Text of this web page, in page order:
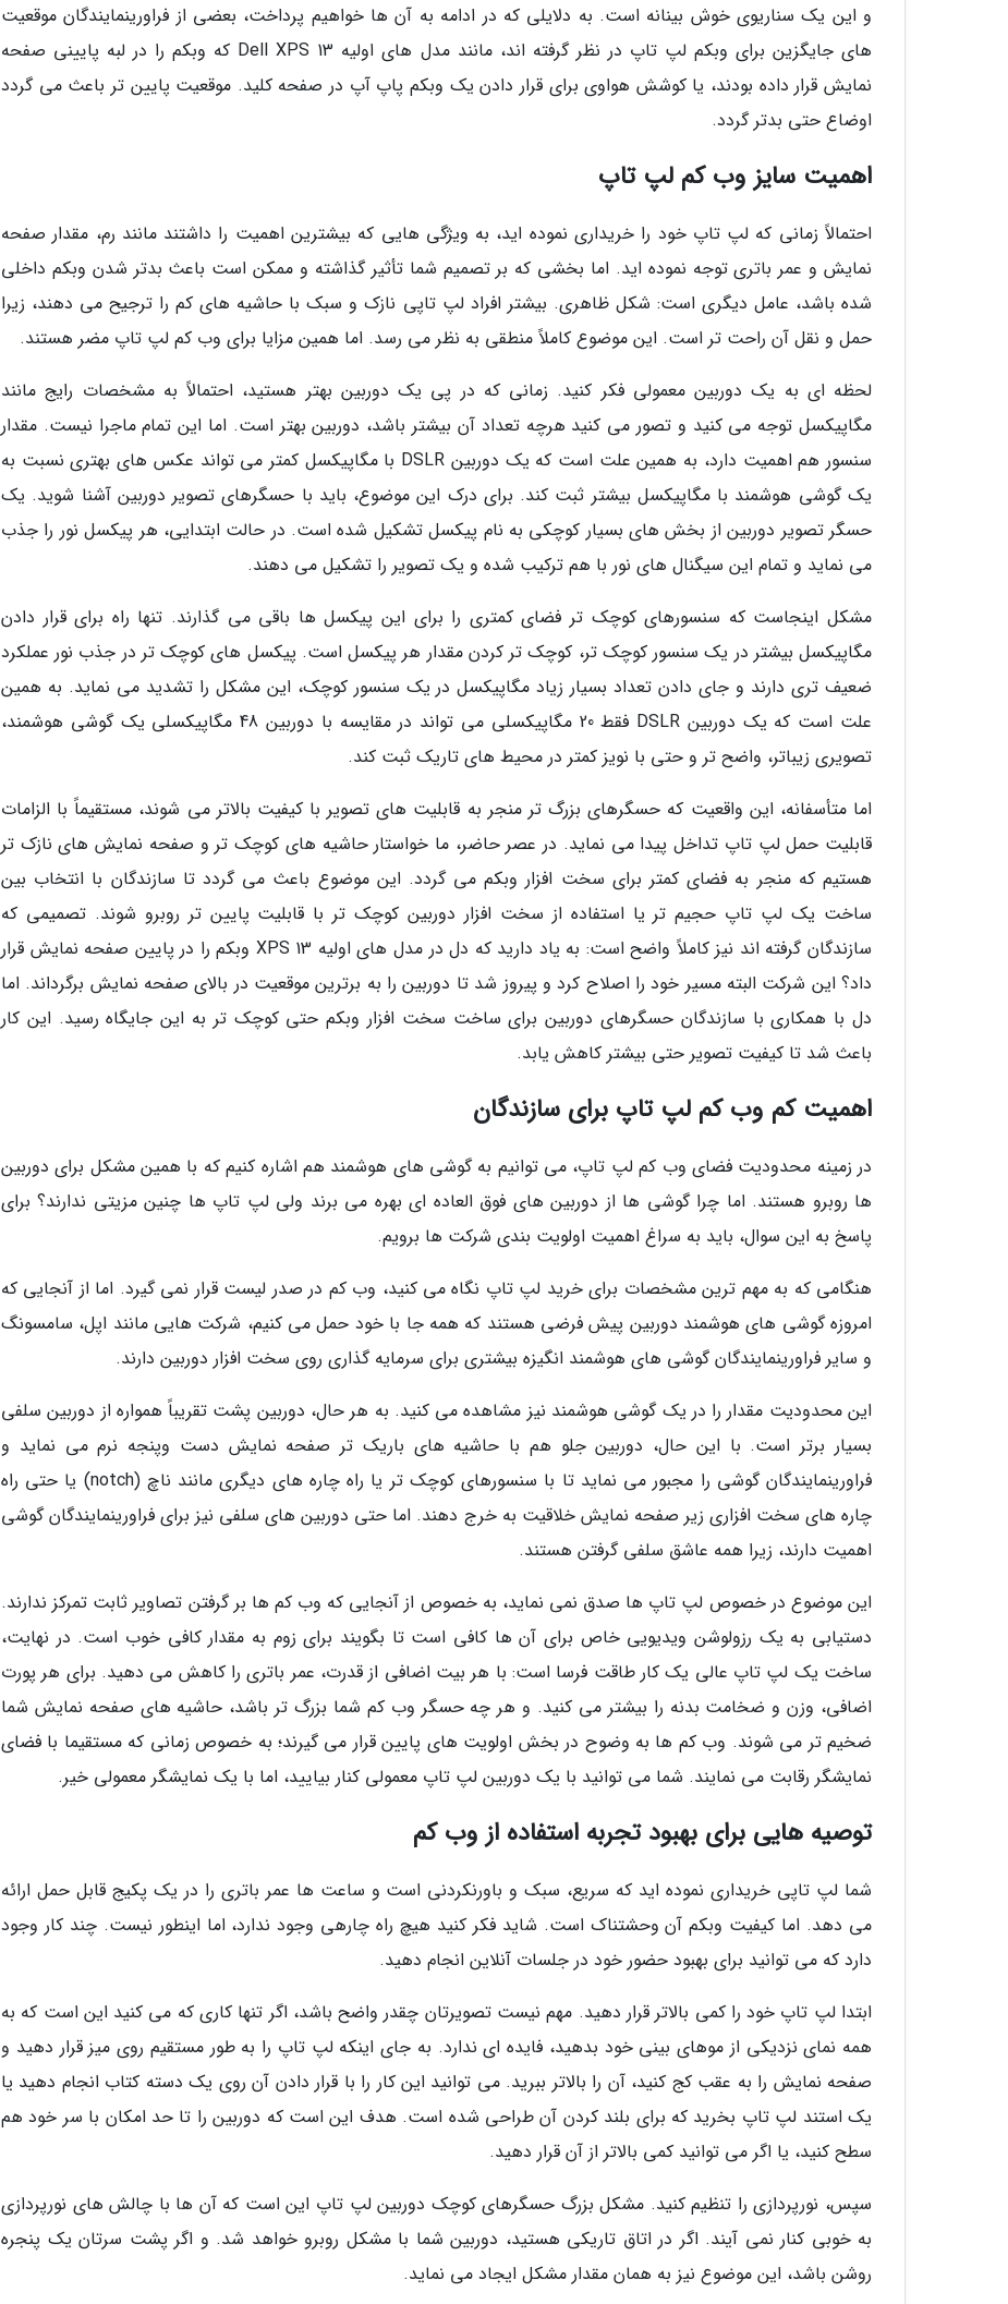
و این یک سناریوی خوش بینانه است. به دلایلی که در ادامه به آن ها خواهیم پرداخت، بعضی از فراورینمایندگان موقعیت
های جایگزین برای وبکم لپ تاپ در نظر گرفته اند، مانند مدل های اولیه Dell XPS 13 که وبکم را در لبه پایینی صفحه
نمایش قرار داده بودند، یا کوشش هواوی برای قرار دادن یک وبکم پاپ آپ در صفحه کلید. موقعیت پایین تر باعث می گردد
اوضاع حتی بدتر گردد.
اهمیت سایز وب کم لپ تاپ
احتمالاً زمانی که لپ تاپ خود را خریداری نموده اید، به ویژگی هایی که بیشترین اهمیت را داشتند مانند رم، مقدار صفحه
نمایش و عمر باتری توجه نموده اید. اما بخشی که بر تصمیم شما تأثیر گذاشته و ممکن است باعث بدتر شدن وبکم داخلی
شده باشد، عامل دیگری است: شکل ظاهری. بیشتر افراد لپ تاپی نازک و سبک با حاشیه های کم را ترجیح می دهند، زیرا
حمل و نقل آن راحت تر است. این موضوع کاملاً منطقی به نظر می رسد. اما همین مزایا برای وب کم لپ تاپ مضر هستند.
لحظه ای به یک دوربین معمولی فکر کنید. زمانی که در پی یک دوربین بهتر هستید، احتمالاً به مشخصات رایج مانند
مگاپیکسل توجه می کنید و تصور می کنید هرچه تعداد آن بیشتر باشد، دوربین بهتر است. اما این تمام ماجرا نیست. مقدار
سنسور هم اهمیت دارد، به همین علت است که یک دوربین DSLR با مگاپیکسل کمتر می تواند عکس های بهتری نسبت به
یک گوشی هوشمند با مگاپیکسل بیشتر ثبت کند. برای درک این موضوع، باید با حسگرهای تصویر دوربین آشنا شوید. یک
حسگر تصویر دوربین از بخش های بسیار کوچکی به نام پیکسل تشکیل شده است. در حالت ابتدایی، هر پیکسل نور را جذب
می نماید و تمام این سیگنال های نور با هم ترکیب شده و یک تصویر را تشکیل می دهند.
مشکل اینجاست که سنسورهای کوچک تر فضای کمتری را برای این پیکسل ها باقی می گذارند. تنها راه برای قرار دادن
مگاپیکسل بیشتر در یک سنسور کوچک تر، کوچک تر کردن مقدار هر پیکسل است. پیکسل های کوچک تر در جذب نور عملکرد
ضعیف تری دارند و جای دادن تعداد بسیار زیاد مگاپیکسل در یک سنسور کوچک، این مشکل را تشدید می نماید. به همین
علت است که یک دوربین DSLR فقط 20 مگاپیکسلی می تواند در مقایسه با دوربین 48 مگاپیکسلی یک گوشی هوشمند،
تصویری زیباتر، واضح تر و حتی با نویز کمتر در محیط های تاریک ثبت کند.
اما متأسفانه، این واقعیت که حسگرهای بزرگ تر منجر به قابلیت های تصویر با کیفیت بالاتر می شوند، مستقیماً با الزامات
قابلیت حمل لپ تاپ تداخل پیدا می نماید. در عصر حاضر، ما خواستار حاشیه های کوچک تر و صفحه نمایش های نازک تر
هستیم که منجر به فضای کمتر برای سخت افزار وبکم می گردد. این موضوع باعث می گردد تا سازندگان با انتخاب بین
ساخت یک لپ تاپ حجیم تر یا استفاده از سخت افزار دوربین کوچک تر با قابلیت پایین تر روبرو شوند. تصمیمی که
سازندگان گرفته اند نیز کاملاً واضح است: به یاد دارید که دل در مدل های اولیه XPS 13 وبکم را در پایین صفحه نمایش قرار
داد؟ این شرکت البته مسیر خود را اصلاح کرد و پیروز شد تا دوربین را به برترین موقعیت در بالای صفحه نمایش برگرداند. اما
دل با همکاری با سازندگان حسگرهای دوربین برای ساخت سخت افزار وبکم حتی کوچک تر به این جایگاه رسید. این کار
باعث شد تا کیفیت تصویر حتی بیشتر کاهش یابد.
اهمیت کم وب کم لپ تاپ برای سازندگان
در زمینه محدودیت فضای وب کم لپ تاپ، می توانیم به گوشی های هوشمند هم اشاره کنیم که با همین مشکل برای دوربین
ها روبرو هستند. اما چرا گوشی ها از دوربین های فوق العاده ای بهره می برند ولی لپ تاپ ها چنین مزیتی ندارند؟ برای
پاسخ به این سوال، باید به سراغ اهمیت اولویت بندی شرکت ها برویم.
هنگامی که به مهم ترین مشخصات برای خرید لپ تاپ نگاه می کنید، وب کم در صدر لیست قرار نمی گیرد. اما از آنجایی که
امروزه گوشی های هوشمند دوربین پیش فرضی هستند که همه جا با خود حمل می کنیم، شرکت هایی مانند اپل، سامسونگ
و سایر فراورینمایندگان گوشی های هوشمند انگیزه بیشتری برای سرمایه گذاری روی سخت افزار دوربین دارند.
این محدودیت مقدار را در یک گوشی هوشمند نیز مشاهده می کنید. به هر حال، دوربین پشت تقریباً همواره از دوربین سلفی
بسیار برتر است. با این حال، دوربین جلو هم با حاشیه های باریک تر صفحه نمایش دست وپنجه نرم می نماید و
فراورینمایندگان گوشی را مجبور می نماید تا با سنسورهای کوچک تر یا راه چاره های دیگری مانند ناچ (notch) یا حتی راه
چاره های سخت افزاری زیر صفحه نمایش خلاقیت به خرج دهند. اما حتی دوربین های سلفی نیز برای فراورینمایندگان گوشی
اهمیت دارند، زیرا همه عاشق سلفی گرفتن هستند.
این موضوع در خصوص لپ تاپ ها صدق نمی نماید، به خصوص از آنجایی که وب کم ها بر گرفتن تصاویر ثابت تمرکز ندارند.
دستیابی به یک رزولوشن ویدیویی خاص برای آن ها کافی است تا بگویند برای زوم به مقدار کافی خوب است. در نهایت،
ساخت یک لپ تاپ عالی یک کار طاقت فرسا است: با هر بیت اضافی از قدرت، عمر باتری را کاهش می دهید. برای هر پورت
اضافی، وزن و ضخامت بدنه را بیشتر می کنید. و هر چه حسگر وب کم شما بزرگ تر باشد، حاشیه های صفحه نمایش شما
ضخیم تر می شوند. وب کم ها به وضوح در بخش اولویت های پایین قرار می گیرند؛ به خصوص زمانی که مستقیما با فضای
نمایشگر رقابت می نمایند. شما می توانید با یک دوربین لپ تاپ معمولی کنار بیایید، اما با یک نمایشگر معمولی خیر.
توصیه هایی برای بهبود تجربه استفاده از وب کم
شما لپ تاپی خریداری نموده اید که سریع، سبک و باورنکردنی است و ساعت ها عمر باتری را در یک پکیج قابل حمل ارائه
می دهد. اما کیفیت وبکم آن وحشتناک است. شاید فکر کنید هیچ راه چارهی وجود ندارد، اما اینطور نیست. چند کار وجود
دارد که می توانید برای بهبود حضور خود در جلسات آنلاین انجام دهید.
ابتدا لپ تاپ خود را کمی بالاتر قرار دهید. مهم نیست تصویرتان چقدر واضح باشد، اگر تنها کاری که می کنید این است که به
همه نمای نزدیکی از موهای بینی خود بدهید، فایده ای ندارد. به جای اینکه لپ تاپ را به طور مستقیم روی میز قرار دهید و
صفحه نمایش را به عقب کج کنید، آن را بالاتر ببرید. می توانید این کار را با قرار دادن آن روی یک دسته کتاب انجام دهید یا
یک استند لپ تاپ بخرید که برای بلند کردن آن طراحی شده است. هدف این است که دوربین را تا حد امکان با سر خود هم
سطح کنید، یا اگر می توانید کمی بالاتر از آن قرار دهید.
سپس، نورپردازی را تنظیم کنید. مشکل بزرگ حسگرهای کوچک دوربین لپ تاپ این است که آن ها با چالش های نورپردازی
به خوبی کنار نمی آیند. اگر در اتاق تاریکی هستید، دوربین شما با مشکل روبرو خواهد شد. و اگر پشت سرتان یک پنجره
روشن باشد، این موضوع نیز به همان مقدار مشکل ایجاد می نماید.